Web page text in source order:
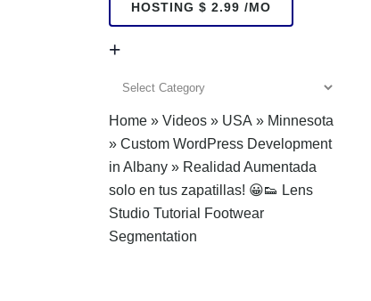
HOSTING $ 2.99 /MO
+
Home » Videos » USA » Minnesota
» Custom WordPress Development
in Albany » Realidad Aumentada
solo en tus zapatillas! 😀👟 Lens
Studio Tutorial Footwear
Segmentation